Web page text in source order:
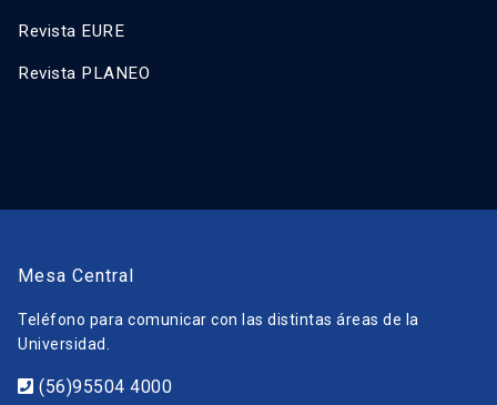
Revista EURE
Revista PLANEO
Mesa Central
Teléfono para comunicar con las distintas áreas de la
Universidad.
(56)95504 4000